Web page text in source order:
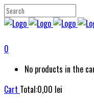
0
No products in the
Cart Total:0,00 lei